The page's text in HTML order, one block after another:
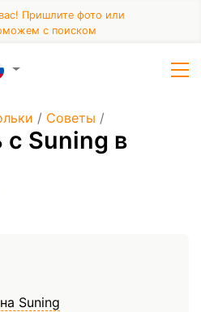
Пришлите фото или
с поиском
/ Советы /
с Suning в
Suning